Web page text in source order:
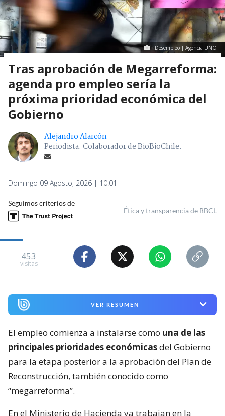
Desempleo | Agencia UNO
Tras aprobación de Megarreforma:
agenda pro empleo sería la
próxima prioridad económica del
Gobierno
Alejandro Alarcón
Periodista. Colaborador de BioBioChile.
Domingo 09 Agosto, 2026 | 10:01
Seguimos criterios de
Ética y transparencia de BBCL
453
visitas
VER RESUMEN
El empleo comienza a instalarse como una de las
principales prioridades económicasdel Gobierno
para la etapa posterior a la aprobación del Plan de
Reconstrucción, también conocido como
“megarreforma”.
En el Ministerio de Hacienda ya trabajan en la